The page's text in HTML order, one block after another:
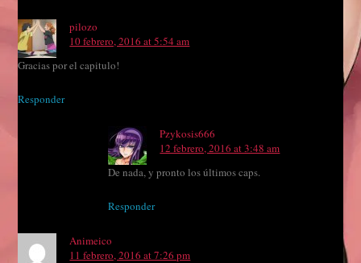
pilozo
10 febrero, 2016 at 5:54 am
Gracias por el capitulo!
Responder
Pzykosis666
12 febrero, 2016 at 3:48 am
De nada, y pronto los últimos caps.
Responder
Animeico
11 febrero, 2016 at 7:26 pm